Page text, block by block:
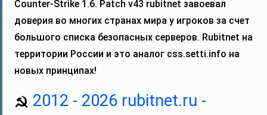
Counter-Strike 1.6. Patch v43 rubitnet завоевал
доверия во многих странах мира у игроков за счет
большого списка безопасных серверов. Rubitnet на
территории России и это аналог css.setti.info на
новых принципах!
2012 - 2026 rubitnet.ru -